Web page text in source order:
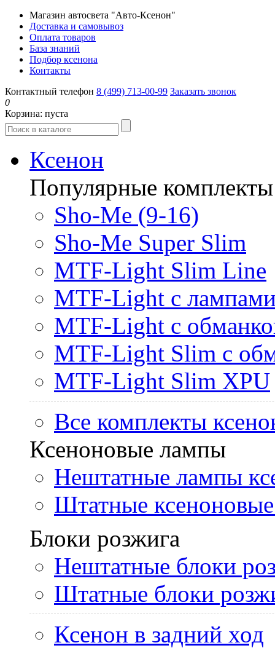
Магазин автосвета "Авто-Ксенон"
Доставка и самовывоз
Оплата товаров
База знаний
Подбор ксенона
Контакты
Контактный телефон 8 (499) 713-00-99 Заказать звонок
0
Корзина: пуста
Ксенон
Популярные комплекты
Sho-Me (9-16)
Sho-Me Super Slim
MTF-Light Slim Line
MTF-Light с
MTF-Light с
MTF-Light Slim с
MTF-Light Slim XPU
Все комплекты
Ксеноновые лампы
Нештатные лампы
Штатные
Блоки розжига
Нештатные блоки
Штатные блоки
Ксенон в задний ход